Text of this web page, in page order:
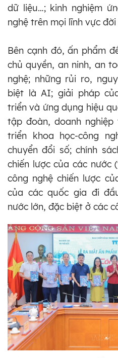
dữ liệu…; kinh nghiệm
nghệ trên mọi lĩnh vực
Bên cạnh đó, ấn phẩm
chủ quyền, an ninh, an
nghệ; những rủi ro,
biệt là AI; giải pháp
triển và ứng dụng hiệu
tập đoàn, doanh
triển khoa học-công
chuyển đổi số; chính
chiến lược của các nước
công nghệ chiến lược
của các quốc gia đi
nước lớn, đặc biệt ở các